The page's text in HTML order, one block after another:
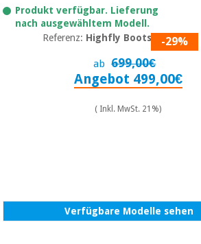
Produkt verfügbar. Lieferung
nach ausgewähltem Modell.
Referenz: Highfly Boots 01-29%
ab 699,00€
Angebot 499,00€
( Inkl. MwSt. 21%)
Verfügbare Modelle sehen